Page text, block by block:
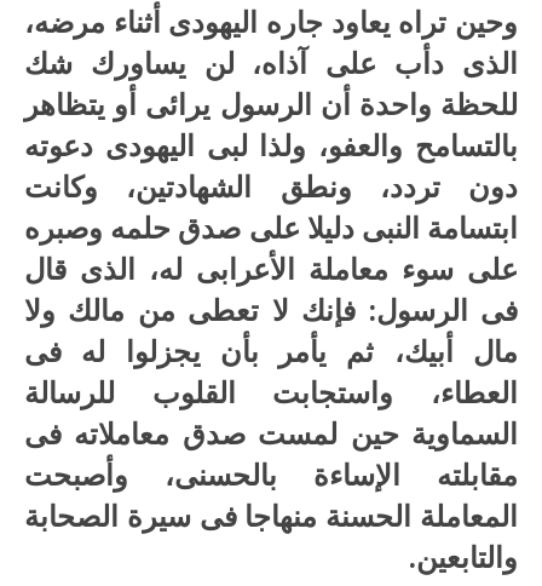
وحين تراه يعاود جاره اليهودى أثناء مرضه،
الذى دأب على آذاه، لن يساورك شك
للحظة واحدة أن الرسول يرائى أو يتظاهر
بالتسامح والعفو، ولذا لبى اليهودى دعوته
دون تردد، ونطق الشهادتين، وكانت
ابتسامة النبى دليلا على صدق حلمه وصبره
على سوء معاملة الأعرابى له، الذى قال
فى الرسول: فإنك لا تعطى من مالك ولا
مال أبيك، ثم يأمر بأن يجزلوا له فى
العطاء، واستجابت القلوب للرسالة
السماوية حين لمست صدق معاملاته فى
مقابلته الإساءة بالحسنى، وأصبحت
المعاملة الحسنة منهاجا فى سيرة الصحابة
والتابعين.